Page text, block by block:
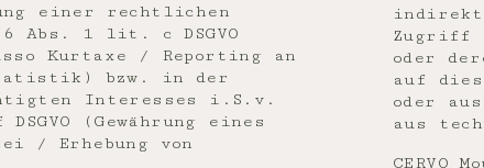
einer rechtlichen
1 lit. c DSGVO
Kurtaxe / Reporting an
bzw. in der
Interesses i.S.v.
(Gewährung eines
/ Erhebung von
Zugriff
oder
auf
oder
aus
CERVO